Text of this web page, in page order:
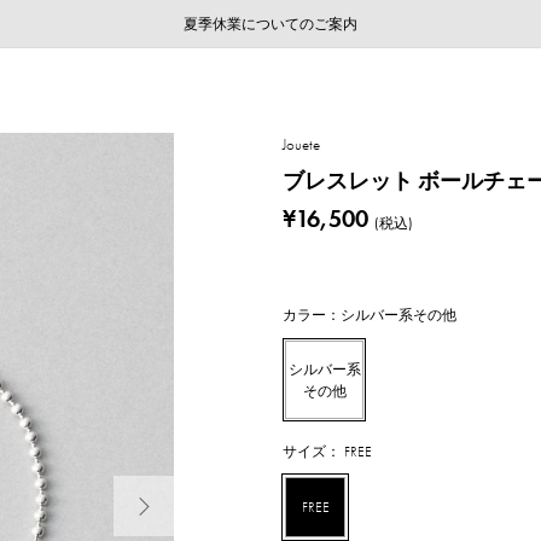
採用のご案内
ご注文いただいたお品物のお届け状況について
夏季休業についてのご案内
WEB LIMITED ITEMS >>
採用のご案内
ご注文いただいたお品物のお届け状況について
Jouete
ブレスレット ボールチェ
¥16,500 (税込)
カラー：シルバー系その他
シルバー系
その他
サイズ： FREE
FREE